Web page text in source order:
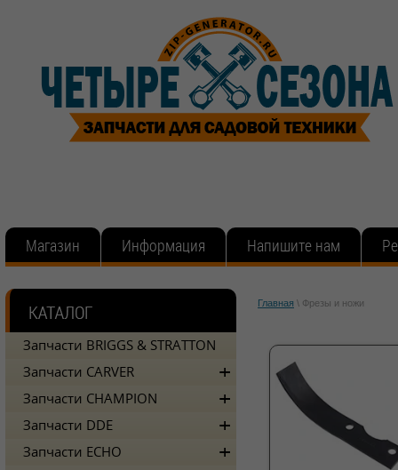
Магазин Информация Напишите нам
Главная \ Фрезы и ножи
Запчасти BRIGGS & STRATTON
Запчасти CARVER
Запчасти CHAMPION
Запчасти DDE
Запчасти ECHO